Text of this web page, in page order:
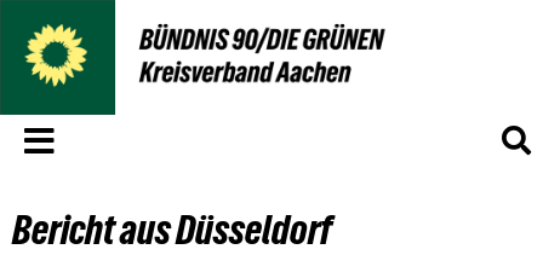
Menü
Bericht aus Düsseldorf